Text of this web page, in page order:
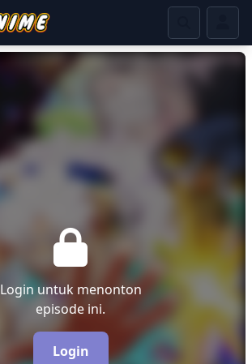
Login untuk menonton
episode ini.
Login